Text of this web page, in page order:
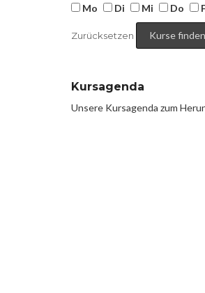
Mo
Di Mi Do
Zurücksetzen
Kursagenda
Unsere Kursagenda zum